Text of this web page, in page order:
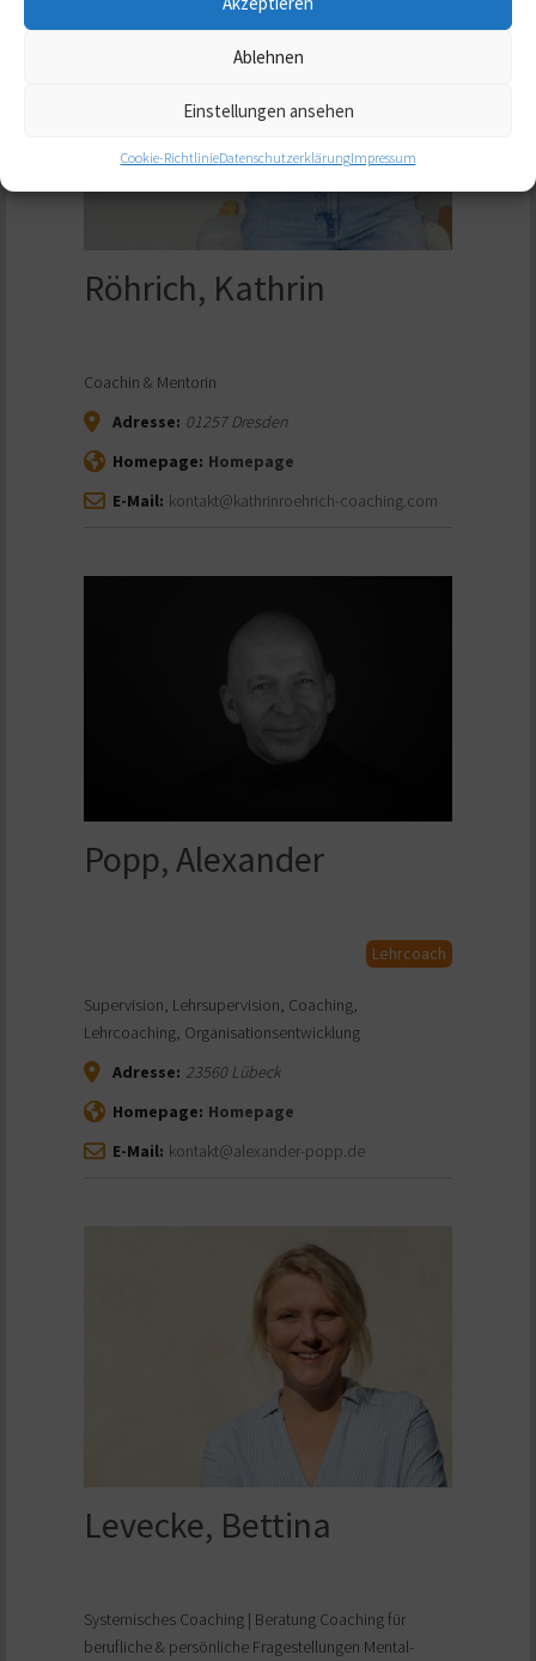
Ablehnen
Einstellungen ansehen
Cookie-RichtlinieDatenschutzerklärungImpressum
Röhrich, Kathrin
Coachin & Mentorin
Adresse: 01257Dresden
Homepage: Homepage
E-Mail: kontakt@kathrinroehrich-coaching.com
Popp, Alexander
Lehrcoach
Supervision, Lehrsupervision, Coaching,
Lehrcoaching, Organisationsentwicklung
Adresse: 23560Lübeck
Homepage: Homepage
E-Mail: kontakt@alexander-popp.de
Levecke, Bettina
Systemisches Coaching | Beratung Coaching für
berufliche & persönliche Fragestellungen Mental-